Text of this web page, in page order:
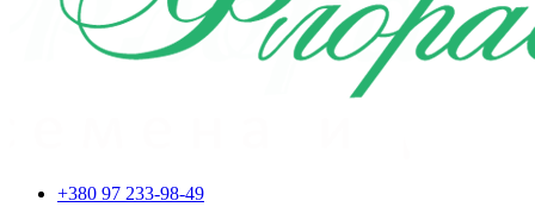
+380 97 233-98-49